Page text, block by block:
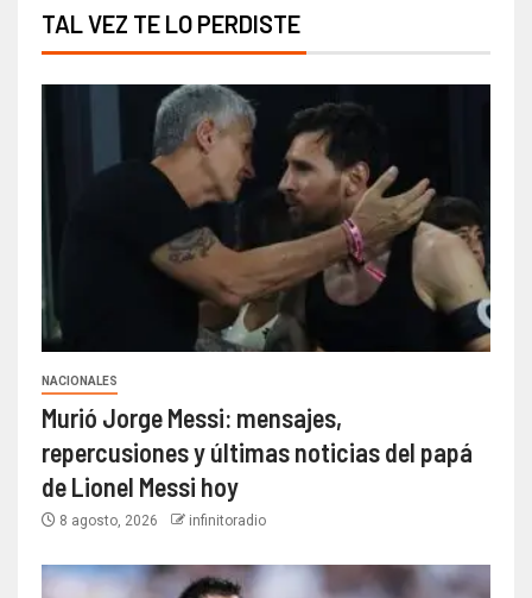
TAL VEZ TE LO PERDISTE
NACIONALES
Murió Jorge Messi: mensajes,
repercusiones y últimas noticias del papá
de Lionel Messi hoy
8 agosto, 2026 infinitoradio